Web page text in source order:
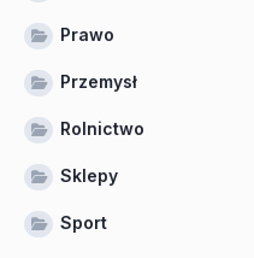
Prawo
Przemysł
Rolnictwo
Sklepy
Sport